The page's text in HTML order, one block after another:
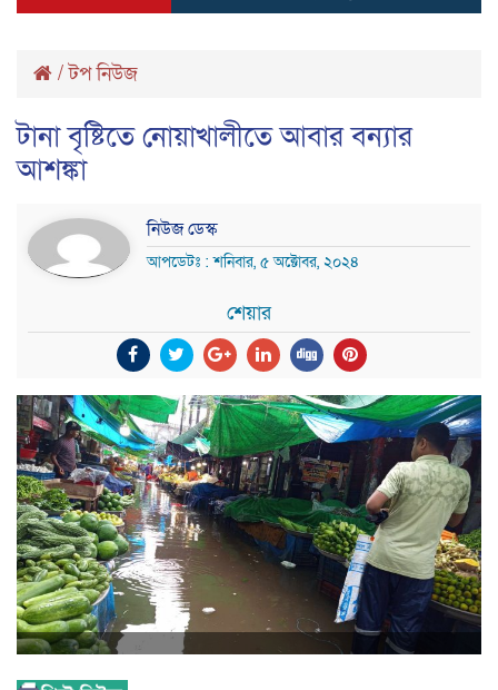
/টপ নিউজ
টানা বৃষ্টিতে নোয়াখালীতে আবার বন্যার
আশঙ্কা
নিউজ ডেস্ক
আপডেটঃ : শনিবার, ৫ অক্টোবর, ২০২৪
শেয়ার